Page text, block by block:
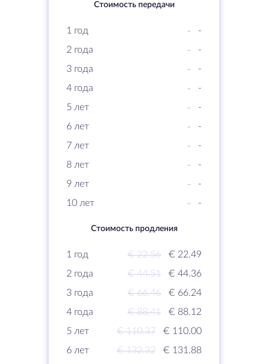
Стоимость передачи
1 год -
-
2 года
-
-
3 года
-
-
4 года
-
-
5 лет
-
-
6 лет
-
-
7 лет
-
-
8 лет
-
-
9 лет
-
-
10 лет
- -
Стоимость продления
1 год € 22.56
€ 22.49
2 года
€ 44.51
€ 44.36
3 года
€ 66.46
€ 66.24
4 года
€ 88.41
€ 88.12
5 лет
€ 110.37
€ 110.00
6 лет
€ 132.32
€ 131.88